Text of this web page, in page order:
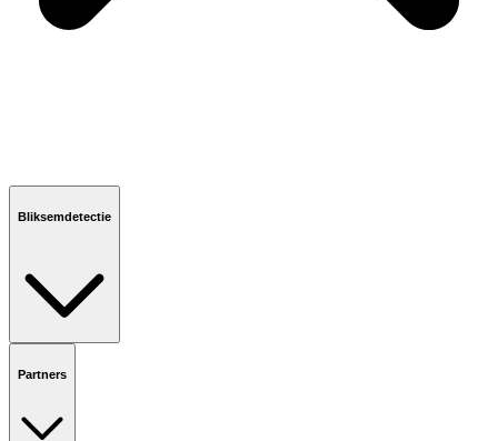
Bliksemdetectie
Partners